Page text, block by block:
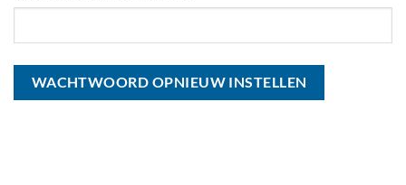
WACHTWOORD OPNIEUW INSTELLEN